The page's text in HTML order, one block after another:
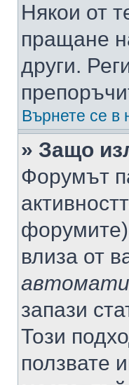
Някои от
пращане
други.
Върнете се в
» Защо
Форумът
влиза от
запази
Този
ползвате